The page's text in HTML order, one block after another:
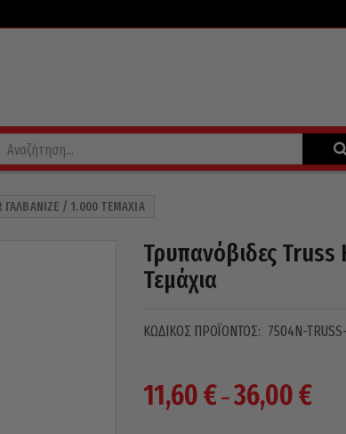
ΓΑΛΒΑΝΙΖΈ / 1.000 ΤΕΜΆΧΙΑ
Τρυπανόβιδες
Τεμάχια
ΚΩΔΙΚΌΣ ΠΡΟΪΌΝΤΟΣ: 7504N-
11,60€ –36,00€Price